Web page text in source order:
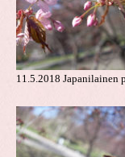
11.5.2018 Japanilainen